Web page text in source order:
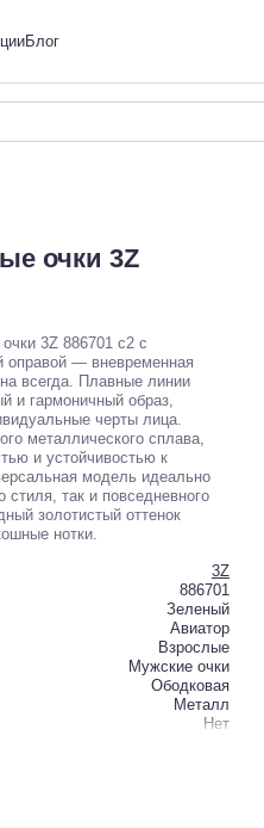
Блог
очки 3Z
3Z 886701 c2 с
оправой — вневременная
всегда. Плавные линии
и гармоничный образ,
черты лица.
металлического сплава,
и устойчивостью к
модель идеально
стиля, так и повседневного
золотистый оттенок
нотки.
3Z
886701
Зеленый
Авиатор
Взрослые
Мужские очки
Ободковая
Металл
Нет